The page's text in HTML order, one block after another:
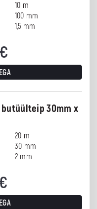
10 m
100 mm
1,5 mm
€
30mm x
20 m
30 mm
2 mm